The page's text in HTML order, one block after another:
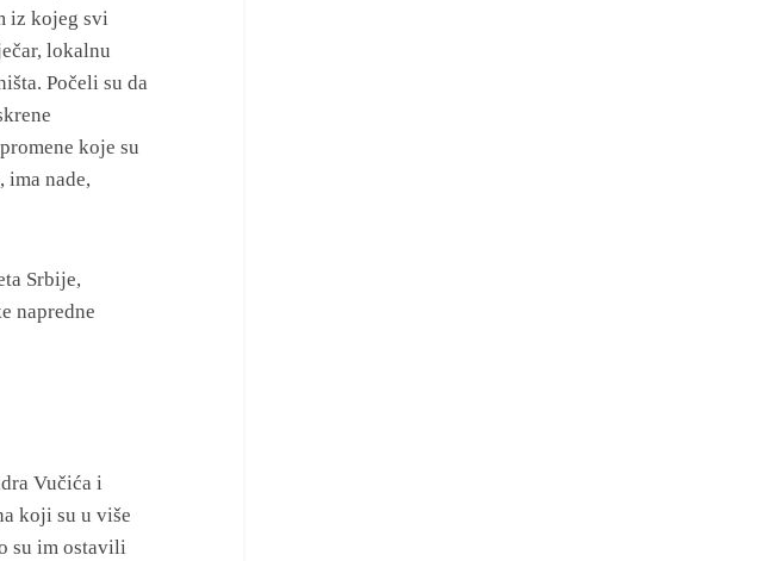
iz kojeg svi
lokalnu
Počeli su da
koje su
ima nade,
Srbije,
napredne
Vučića i
koji su u više
su im ostavili